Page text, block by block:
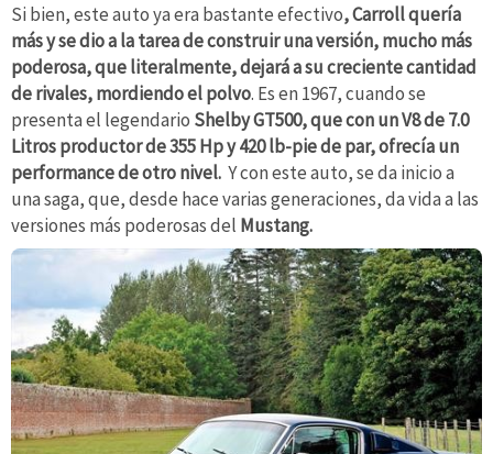
Si bien, este auto ya era bastante efectivo, Carroll quería
más y se dio a la tarea de construir una versión, mucho más
poderosa, que literalmente, dejará a su creciente cantidad
de rivales, mordiendo el polvo. Es en 1967, cuando se
presenta el legendario Shelby GT500, que con un V8 de 7.0
Litros productor de 355 Hp y 420 lb-pie de par, ofrecía un
performance de otro nivel. Y con este auto, se da inicio a
una saga, que, desde hace varias generaciones, da vida a las
versiones más poderosas del Mustang.